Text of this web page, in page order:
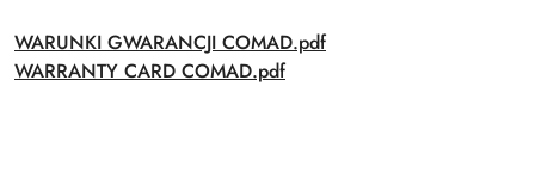
WARUNKI GWARANCJI COMAD.pdf
WARRANTY CARD COMAD.pdf